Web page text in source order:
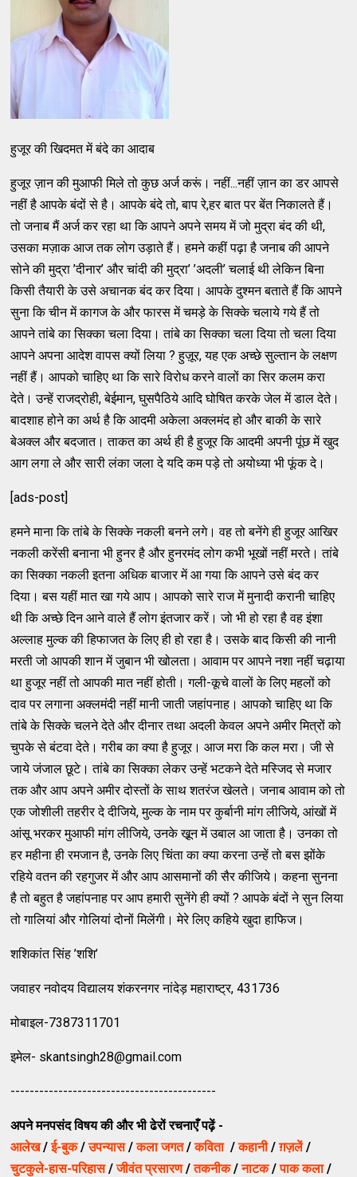
हुजूर की खिदमत में बंदे का आदाब
हुजूर ज़ान की मुआफी मिले तो कुछ अर्ज करूं। नहीं...नहीं ज़ान का डर आपसे
नहीं है आपके बंदों से है। आपके बंदे तो, बाप रे,हर बात पर बेंत निकालते हैं।
तो जनाब मैं अर्ज कर रहा था कि आपने अपने समय में जो मुद्रा बंद की थी,
उसका मज़ाक आज तक लोग उड़ाते हैं। हमने कहीं पढ़ा है जनाब की आपने
सोने की मुद्रा ’दीनार’ और चांदी की मुद्रा’ ’अदली’ चलाई थी लेकिन बिना
किसी तैयारी के उसे अचानक बंद कर दिया। आपके दुश्‍मन बताते हैं कि आपने
सुना कि चीन में कागज के और फारस में चमड़े के सिक्‍के चलाये गये हैं तो
आपने तांबे का सिक्‍का चला दिया। तांबे का सिक्‍का चला दिया तो चला दिया
आपने अपना आदेश वापस क्‍यों लिया ? हुज़ूर, यह एक अच्‍छे सुल्‍तान के लक्षण
नहीं हैं। आपको चाहिए था कि सारे विरोध करने वालों का सिर कलम करा
देते। उन्‍हें राजद्रोही, बेईमान, घुसपैठिये आदि घोषित करके जेल में डाल देते।
बादशाह होने का अर्थ है कि आदमी अकेला अक्‍लमंद हो और बाकी के सारे
बेअक्‍ल और बदजात। ताकत का अर्थ ही है हुजूर कि आदमी अपनी पूंछ में खुद
आग लगा ले और सारी लंका जला दे यदि कम पड़े तो अयोध्‍या भी फूंक दे।
[ads-post]
हमने माना कि तांबे के सिक्‍के नकली बनने लगे। वह तो बनेंगे ही हुजूर आखिर
नकली करेंसी बनाना भी हुनर है और हुनरमंद लोग कभी भूखों नहीं मरते। तांबे
का सिक्‍का नकली इतना अधिक बाजार में आ गया कि आपने उसे बंद कर
दिया। बस यहीं मात खा गये आप। आपको सारे राज में मुनादी करानी चाहिए
थी कि अच्‍छे दिन आने वाले हैं लोग इंतजार करें। जो भी हो रहा है वह इंशा
अल्‍लाह मुल्‍क की हिफाजत के लिए ही हो रहा है। उसके बाद किसी की नानी
मरती जो आपकी शान में जुबान भी खोलता। आवाम पर आपने नशा नहीं चढ़ाया
था हुजूर नहीं तो आपकी मात नहीं होती। गली-कूचे वालों के लिए महलों को
दाव पर लगाना अक्‍लमंदी नहीं मानी जाती जहांपनाह। आपको चाहिए था कि
तांबे के सिक्‍के चलने देते और दीनार तथा अदली केवल अपने अमीर मित्रों को
चुपके से बंटवा देते। गरीब का क्‍या है हुजूर। आज मरा कि कल मरा। जी से
जाये जंजाल छूटे। तांबे का सिक्‍का लेकर उन्‍हें भटकने देते मस्‍जिद से मजार
तक और आप अपने अमीर दोस्‍तों के साथ शतरंज खेलते। जनाब आवाम को तो
एक जोशीली तहरीर दे दीजिये, मुल्‍क के नाम पर कुर्बानी मांग लीजिये, आंखों में
आंसू भरकर मुआफी मांग लीजिये, उनके खू़न में उबाल आ जाता है। उनका तो
हर महीना ही रमजान है, उनके लिए चिंता का क्‍या करना उन्‍हें तो बस झोंके
रहिये वतन की रहगुजर में और आप आसमानों की सैर कीजिये। कहना सुनना
है तो बहुत है जहांपनाह पर आप हमारी सुनेंगे ही क्‍यों ? आपके बंदों ने सुन लिया
तो गालियां और गोलियां दोनों मिलेंगी। मेरे लिए कहिये खुदा हाफिज।
शशिकांत सिंह ’शशि’
जवाहर नवोदय विद्यालय शंकरनगर नांदेड़ महाराष्‍ट्र, 431736
मोबाइल-7387311701
इमेल- skantsingh28@gmail.com
-------------------------------------------
अपने मनपसंद विषय की और भी ढेरों रचनाएँ पढ़ें -
आलेख/ई-बुक/उपन्यास/कला जगत/कविता/कहानी/ग़ज़लें/
चुटकुले-हास-परिहास/जीवंत प्रसारण/तकनीक/नाटक/पाक कला/